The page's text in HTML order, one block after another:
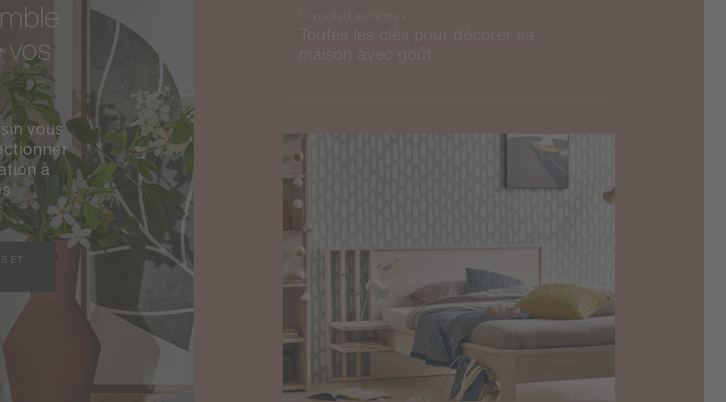
vos
vous
à
ET
Conseils d'agenceurs
Toutes les clés pour décorer sa
maison avec goût